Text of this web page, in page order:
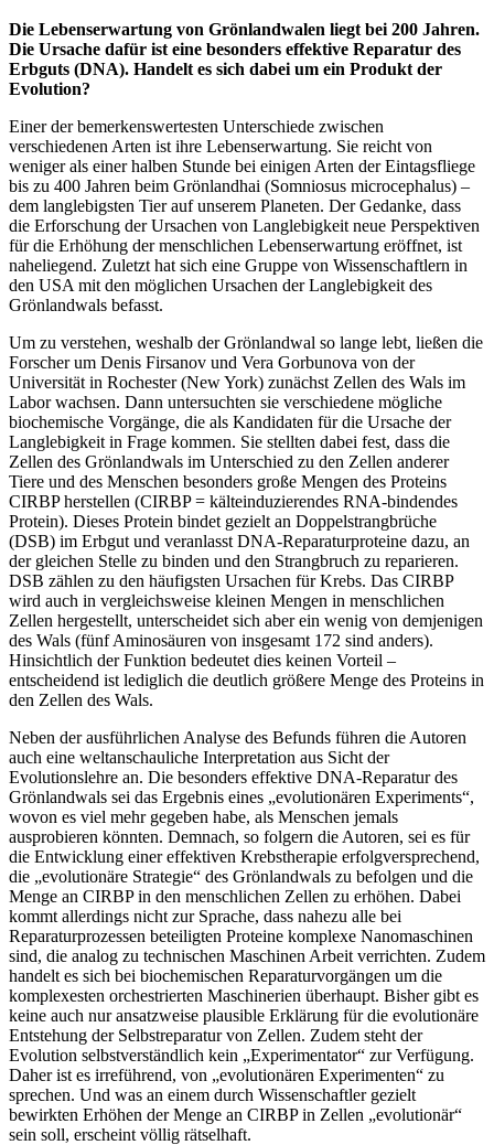
Die Lebenserwartung von Grönlandwalen liegt bei 200 Jahren.
Die Ursache dafür ist eine besonders effektive Reparatur des
Erbguts (DNA). Handelt es sich dabei um ein Produkt der
Evolution?
Einer der bemerkenswertesten Unterschiede zwischen
verschiedenen Arten ist ihre Lebenserwartung. Sie reicht von
weniger als einer halben Stunde bei einigen Arten der Eintagsfliege
bis zu 400 Jahren beim Grönlandhai (Somniosus microcephalus) –
dem langlebigsten Tier auf unserem Planeten. Der Gedanke, dass
die Erforschung der Ursachen von Langlebigkeit neue Perspektiven
für die Erhöhung der menschlichen Lebenserwartung eröffnet, ist
naheliegend. Zuletzt hat sich eine Gruppe von Wissenschaftlern in
den USA mit den möglichen Ursachen der Langlebigkeit des
Grönlandwals befasst.
Um zu verstehen, weshalb der Grönlandwal so lange lebt, ließen die
Forscher um Denis Firsanov und Vera Gorbunova von der
Universität in Rochester (New York) zunächst Zellen des Wals im
Labor wachsen. Dann untersuchten sie verschiedene mögliche
biochemische Vorgänge, die als Kandidaten für die Ursache der
Langlebigkeit in Frage kommen. Sie stellten dabei fest, dass die
Zellen des Grönlandwals im Unterschied zu den Zellen anderer
Tiere und des Menschen besonders große Mengen des Proteins
CIRBP herstellen (CIRBP = kälteinduzierendes RNA-bindendes
Protein). Dieses Protein bindet gezielt an Doppelstrangbrüche
(DSB) im Erbgut und veranlasst DNA-Reparaturproteine dazu, an
der gleichen Stelle zu binden und den Strangbruch zu reparieren.
DSB zählen zu den häufigsten Ursachen für Krebs. Das CIRBP
wird auch in vergleichsweise kleinen Mengen in menschlichen
Zellen hergestellt, unterscheidet sich aber ein wenig von demjenigen
des Wals (fünf Aminosäuren von insgesamt 172 sind anders).
Hinsichtlich der Funktion bedeutet dies keinen Vorteil –
entscheidend ist lediglich die deutlich größere Menge des Proteins in
den Zellen des Wals.
Neben der ausführlichen Analyse des Befunds führen die Autoren
auch eine weltanschauliche Interpretation aus Sicht der
Evolutionslehre an. Die besonders effektive DNA-Reparatur des
Grönlandwals sei das Ergebnis eines „evolutionären Experiments“,
wovon es viel mehr gegeben habe, als Menschen jemals
ausprobieren könnten. Demnach, so folgern die Autoren, sei es für
die Entwicklung einer effektiven Krebstherapie erfolgversprechend,
die „evolutionäre Strategie“ des Grönlandwals zu befolgen und die
Menge an CIRBP in den menschlichen Zellen zu erhöhen. Dabei
kommt allerdings nicht zur Sprache, dass nahezu alle bei
Reparaturprozessen beteiligten Proteine komplexe Nanomaschinen
sind, die analog zu technischen Maschinen Arbeit verrichten. Zudem
handelt es sich bei biochemischen Reparaturvorgängen um die
komplexesten orchestrierten Maschinerien überhaupt. Bisher gibt es
keine auch nur ansatzweise plausible Erklärung für die evolutionäre
Entstehung der Selbstreparatur von Zellen. Zudem steht der
Evolution selbstverständlich kein „Experimentator“ zur Verfügung.
Daher ist es irreführend, von „evolutionären Experimenten“ zu
sprechen. Und was an einem durch Wissenschaftler gezielt
bewirkten Erhöhen der Menge an CIRBP in Zellen „evolutionär“
sein soll, erscheint völlig rätselhaft.